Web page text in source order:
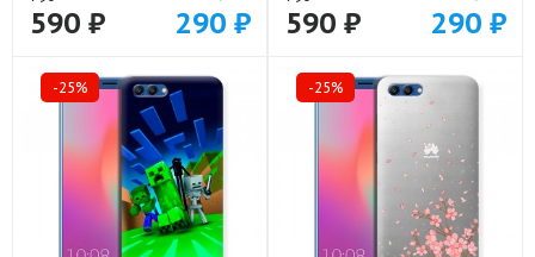
590 ₽ 290 ₽ 590 ₽ 290 ₽
-25% -25%